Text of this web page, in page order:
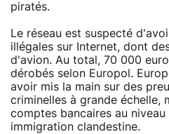
piratés.
Le réseau est suspecté
illégales sur Internet, dont
d'avion. Au total, 70 000
dérobés selon Europol.
avoir mis la main sur des
criminelles à grande échelle,
comptes bancaires au
immigration clandestine.